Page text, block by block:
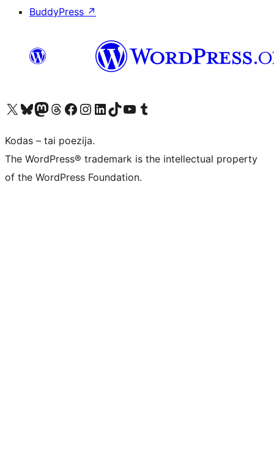
BuddyPress ↗
Visit our X (formerly Twitter) account
Apsilankykite mūsų Bluesky paskyroje
Visit our Mastodon account
Apsilankykite mūsų Threads paskyroje
Visit our Facebook page
Visit our Instagram account
Visit our LinkedIn account
Apsilankykite mūsų TikTok paskyroje
Visit our YouTube channel
Apsilankykite mūsų Tumblr paskyroje
Kodas – tai poezija.
The WordPress® trademark is the intellectual property
of the WordPress Foundation.